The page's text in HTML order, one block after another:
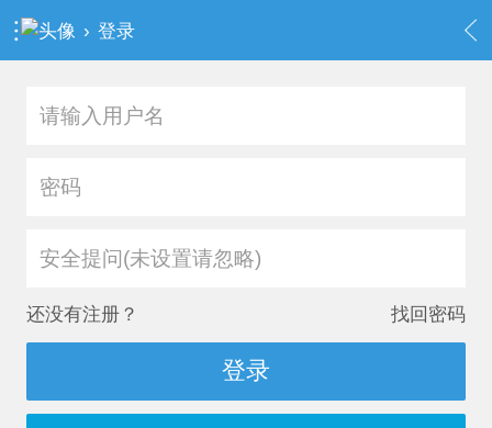
› 登录
安全提问(未设置请忽略)
还没有注册？ 找回密码
登录